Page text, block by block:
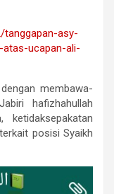
tanggapan-asy-
ucapan-ali-
membawa-
hafizhahullah
ketidaksepakatan
posisi Syaikh